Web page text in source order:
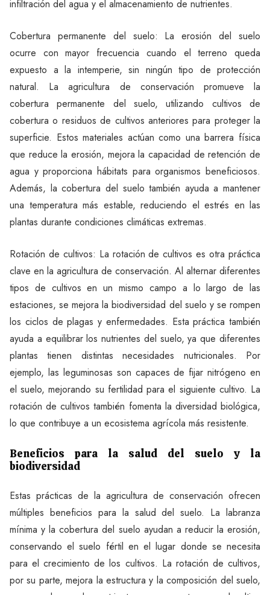
infiltración del agua y el almacenamiento de nutrientes.
Cobertura permanente del suelo: La erosión del suelo
ocurre con mayor frecuencia cuando el terreno queda
expuesto a la intemperie, sin ningún tipo de protección
natural. La agricultura de conservación promueve la
cobertura permanente del suelo, utilizando cultivos de
cobertura o residuos de cultivos anteriores para proteger la
superficie. Estos materiales actúan como una barrera física
que reduce la erosión, mejora la capacidad de retención de
agua y proporciona hábitats para organismos beneficiosos.
Además, la cobertura del suelo también ayuda a mantener
una temperatura más estable, reduciendo el estrés en las
plantas durante condiciones climáticas extremas.
Rotación de cultivos: La rotación de cultivos es otra práctica
clave en la agricultura de conservación. Al alternar diferentes
tipos de cultivos en un mismo campo a lo largo de las
estaciones, se mejora la biodiversidad del suelo y se rompen
los ciclos de plagas y enfermedades. Esta práctica también
ayuda a equilibrar los nutrientes del suelo, ya que diferentes
plantas tienen distintas necesidades nutricionales. Por
ejemplo, las leguminosas son capaces de fijar nitrógeno en
el suelo, mejorando su fertilidad para el siguiente cultivo. La
rotación de cultivos también fomenta la diversidad biológica,
lo que contribuye a un ecosistema agrícola más resistente.
Beneficios para la salud del suelo y la
biodiversidad
Estas prácticas de la agricultura de conservación ofrecen
múltiples beneficios para la salud del suelo. La labranza
mínima y la cobertura del suelo ayudan a reducir la erosión,
conservando el suelo fértil en el lugar donde se necesita
para el crecimiento de los cultivos. La rotación de cultivos,
por su parte, mejora la estructura y la composición del suelo,